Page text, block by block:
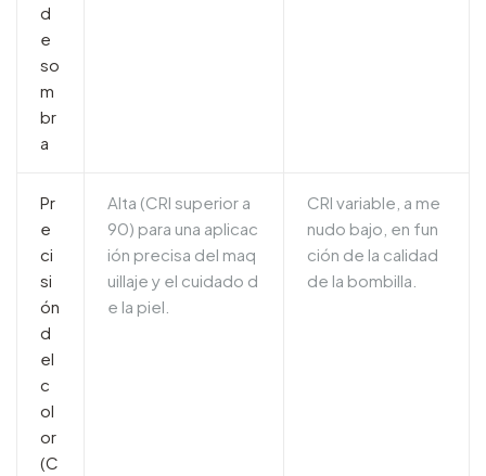
d
e
so
m
br
a
Pr
e
ci
si
ón
d
el
c
ol
or
(C
Alta (CRI superior a
90) para una aplicac
ión precisa del maq
uillaje y el cuidado d
e la piel.
CRI variable, a me
nudo bajo, en fun
ción de la calidad
de la bombilla.